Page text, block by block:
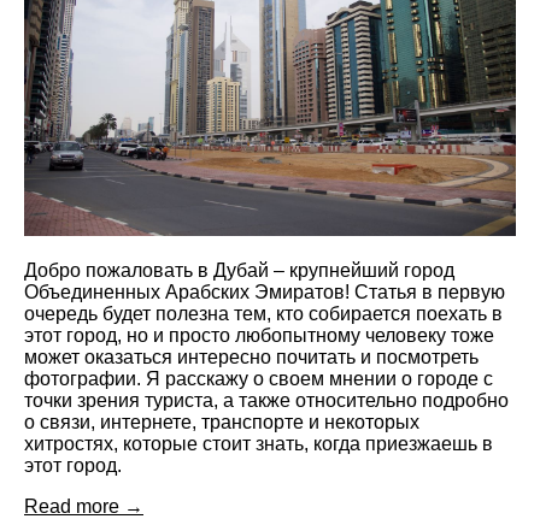
Добро пожаловать в Дубай – крупнейший город
Объединенных Арабских Эмиратов! Статья в первую
очередь будет полезна тем, кто собирается поехать в
этот город, но и просто любопытному человеку тоже
может оказаться интересно почитать и посмотреть
фотографии. Я расскажу о своем мнении о городе с
точки зрения туриста, а также относительно подробно
о связи, интернете, транспорте и некоторых
хитростях, которые стоит знать, когда приезжаешь в
этот город.
Read more →